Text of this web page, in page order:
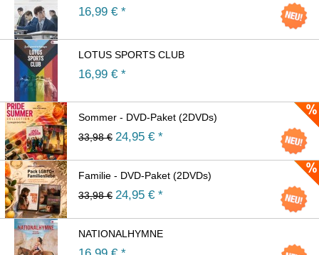
16,99 € *
LOTUS SPORTS CLUB
16,99 € *
Sommer - DVD-Paket (2DVDs)
33,98 € 24,95 € *
Familie - DVD-Paket (2DVDs)
33,98 € 24,95 € *
NATIONALHYMNE